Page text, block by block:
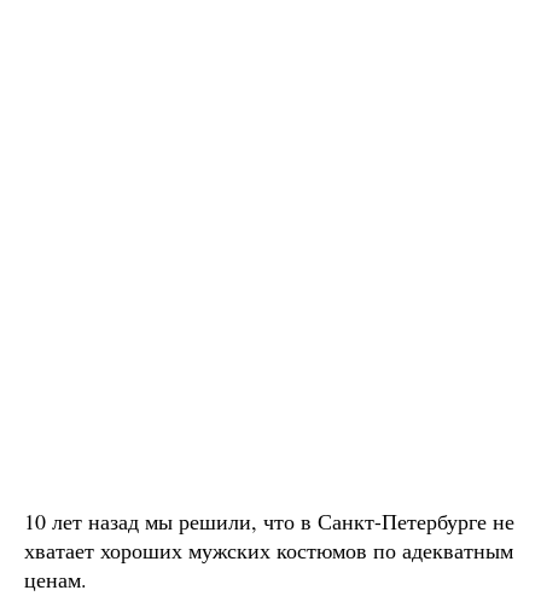
10 лет назад мы решили, что в Санкт-Петербурге не
хватает хороших мужских костюмов по адекватным
ценам.